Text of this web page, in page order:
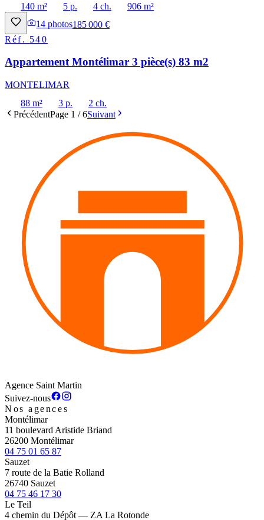
140 m²
5 p. 4 ch.
906 m²
14 photos185 000 €
Réf. 540
Appartement Montélimar 3 pièce(s) 83 m2
MONTELIMAR
88 m²
3 p.
2 ch.
PrécédentPage 1 /6Suivant
Agence Saint Martin
Suivez-nous
Nos agences
Montélimar
11 boulevard Aristide Briand
26200 Montélimar
04 75 01 65 87
Sauzet
7 route de la Batie Rolland
26740 Sauzet
04 75 46 17 30
Le Teil
4 chemin du Dépôt — ZA La Rotonde